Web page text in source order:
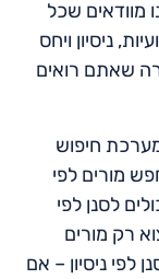
מוודאים שכל
ניסיון ויחס
שאתם רואים
חיפוש
מורים לפי
לסנן לפי
רק מורים
לפי ניסיון – אם